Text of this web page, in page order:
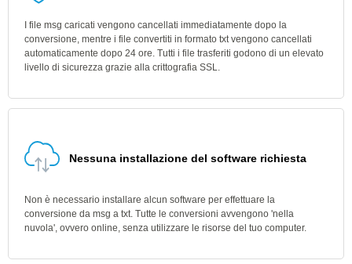
I file msg caricati vengono cancellati immediatamente dopo la
conversione, mentre i file convertiti in formato txt vengono cancellati
automaticamente dopo 24 ore. Tutti i file trasferiti godono di un elevato
livello di sicurezza grazie alla crittografia SSL.
Nessuna installazione del software richiesta
Non è necessario installare alcun software per effettuare la
conversione da msg a txt. Tutte le conversioni avvengono 'nella
nuvola', ovvero online, senza utilizzare le risorse del tuo computer.